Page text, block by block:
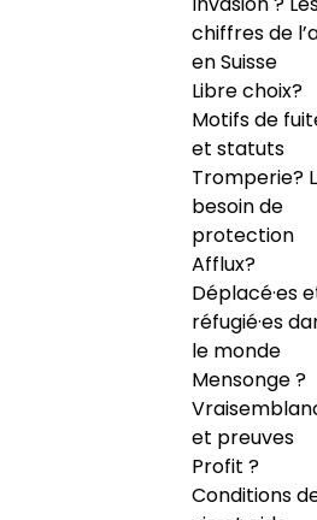
chiffres de
en Suisse
Libre choix?
Motifs de
et statuts
Tromperie?
besoin de
protection
Afflux?
Déplacé·es
réfugié·es
le monde
Mensonge ?
et preuves
Profit ?
Conditions